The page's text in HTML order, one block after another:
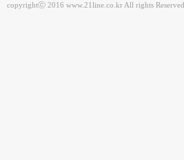
copyrightⓒ 2016 www.21line.co.kr All rights Reserved